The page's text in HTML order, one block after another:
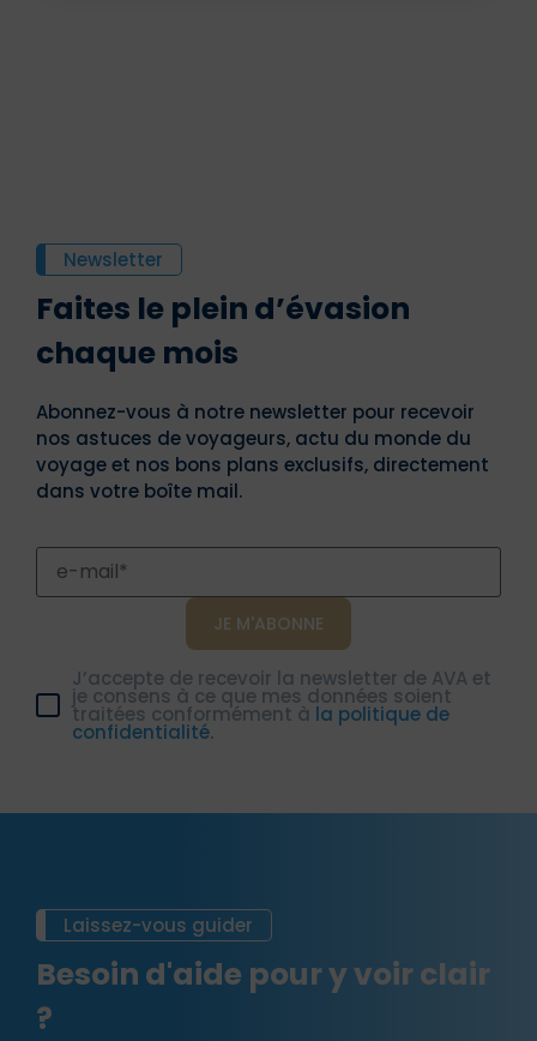
Newsletter
Faites le plein d’évasion
chaque mois
Abonnez-vous à notre newsletter pour recevoir
nos astuces de voyageurs, actu du monde du
voyage et nos bons plans exclusifs, directement
dans votre boîte mail.
J’accepte de recevoir la newsletter de AVA et
je consens à ce que mes données soient
traitées conformément à la politique de
confidentialité.
Laissez-vous guider
Besoin d'aide pour y voir clair
?